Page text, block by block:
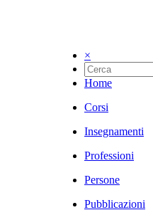
×
Home
Corsi
Insegnamenti
Professioni
Persone
Pubblicazioni